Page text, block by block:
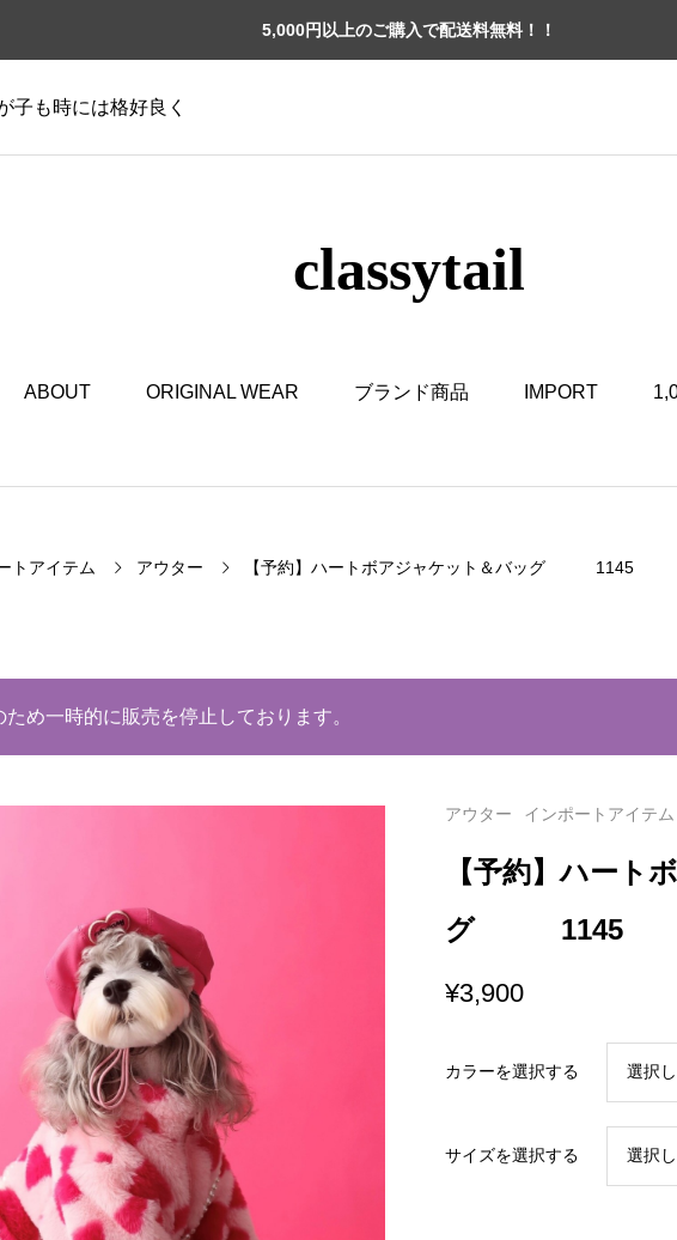
5,000円以上のご購入で配送料無料！！
子も時には格好良く
classytail
ABOUT ORIGINAL WEAR ブランド商品 IMPORT
トアイテム アウター 【予約】ハートボアジャケット＆バッグ 1145
め一時的に販売を停止しております。
アウター インポートアイテム
【予約】ハート
グ 1145
¥3,900
カラーを選択する
サイズを選択する